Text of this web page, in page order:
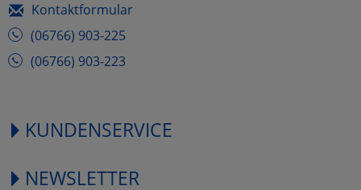
Kontaktformular
(06766) 903-225
(06766) 903-223
KUNDENSERVICE
NEWSLETTER